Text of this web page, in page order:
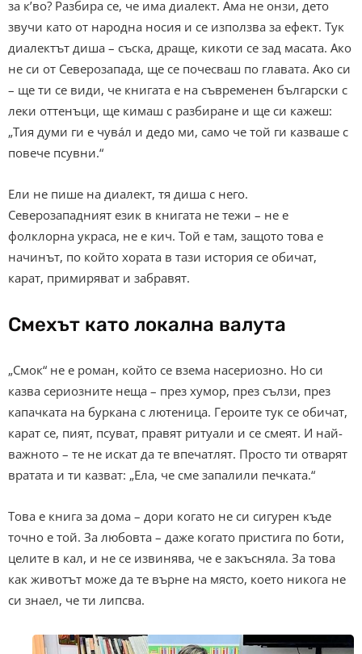
за к’во? Разбира се, че има диалект. Ама не онзи, дето
звучи като от народна носия и се използва за ефект. Тук
диалектът диша – съска, драще, кикоти се зад масата. Ако
не си от Северозапада, ще се почесваш по главата. Ако си
– ще ти се види, че книгата е на съвременен български с
леки оттенъци, ще кимаш с разбиране и ще си кажеш:
„Тия думи ги е чува́л и дедо ми, само че той ги казваше с
повече псувни.“
Ели не пише на диалект, тя диша с него.
Северозападният език в книгата не тежи – не е
фолклорна украса, не е кич. Той е там, защото това е
начинът, по който хората в тази история се обичат,
карат, примиряват и забравят.
Смехът като локална валута
„Смок“ не е роман, който се взема насериозно. Но си
казва сериозните неща – през хумор, през сълзи, през
капачката на буркана с лютеница. Героите тук се обичат,
карат се, пият, псуват, правят ритуали и се смеят. И най-
важното – те не искат да те впечатлят. Просто ти отварят
вратата и ти казват: „Ела, че сме запалили печката.“
Това е книга за дома – дори когато не си сигурен къде
точно е той. За любовта – даже когато пристига по боти,
целите в кал, и не се извинява, че е закъсняла. За това
как животът може да те върне на място, което никога не
си знаел, че ти липсва.